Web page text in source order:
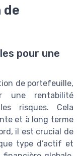
de
pour une
de portefeuille,
une rentabilité
risques. Cela
et à long terme
il est crucial de
type d’actif et